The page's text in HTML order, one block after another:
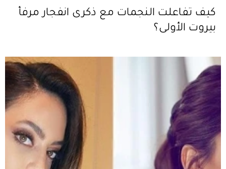
كيف تفاعلت النجمات مع ذكرى انفجار مرفأ
بيروت الأولى؟